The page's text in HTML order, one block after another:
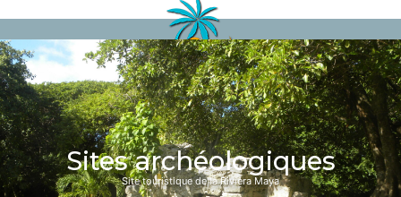
Sites archéologiques
Site touristique de la Riviera Maya